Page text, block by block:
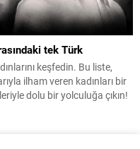
tek Türk
keşfedin. Bu liste,
ilham veren kadınları bir
dolu bir yolculuğa çıkın!